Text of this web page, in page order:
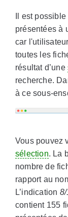
Il est
présentées à
car
toutes les
résultat d’une
recherche.
à ce sous-
Vous pouvez
sélection. La
nombre de
rapport au
L’indication
contient 155